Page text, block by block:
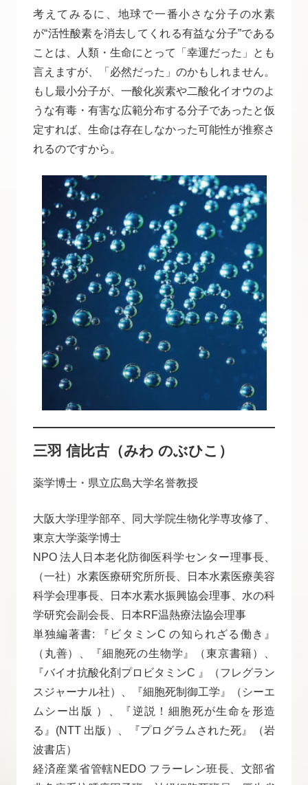
考えてみるに、地球で一番小さな分子の水素
が“活性酸素を消去してくれる有益な分子”である
ことは、人類・生命にとって「幸運だった」とも
言えますが、「必然だった」のかもしれません。
もし最小分子が、一酸化炭素や二酸化イオウのよ
うな有毒・有害な広範分布する分子であったと仮
定すれば、生命は存在しなかった可能性が推察さ
れるのですから。
三羽 信比古（みわ のぶひこ）
薬学博士・県立広島大学名誉教授
大阪大学理学部卒、同大学院生物化学専攻修了、
東京大学薬学博士
NPO 法人日本老化防御医科学センター理事長、
（一社）水素医療研究所所長、日本水素医療美容
科学会理事長、日本水素水振興協会理事、水の科
学研究会副会長、日本RF温熱療法協会理事
単独編著書: 『ビタミンC の知られざる働き』
（丸善）、『細胞死の生物学』（東京書籍）、
『バイオ抗酸化剤プロビタミンC 』（フレグラン
スジャーナル社）、『細胞死制御工学』（シーエ
ムシー出版 ）、『逆説！細胞死が生命を形造
る』(NTT 出版）、『プログラムされた死』（岩
波書店）
経済産業省管轄NEDO フラーレン班長、文部省